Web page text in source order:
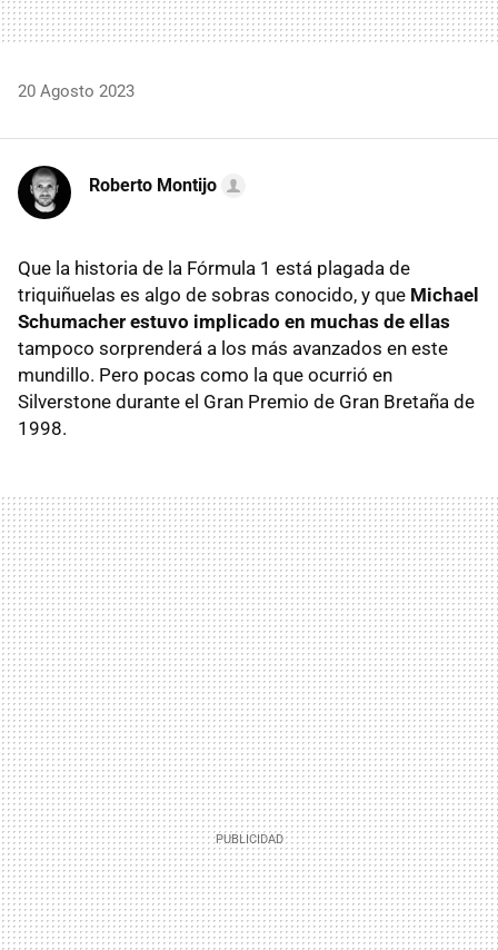
20 Agosto 2023
Roberto Montijo
Que la historia de la Fórmula 1 está plagada de
triquiñuelas es algo de sobras conocido, y que Michael
Schumacher estuvo implicado en muchas de ellas
tampoco sorprenderá a los más avanzados en este
mundillo. Pero pocas como la que ocurrió en
Silverstone durante el Gran Premio de Gran Bretaña de
1998.